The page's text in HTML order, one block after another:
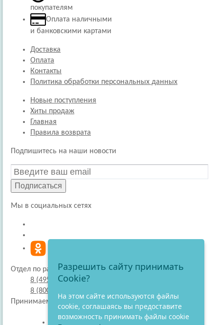
покупателям
Оплата наличными
и банковскими картами
Доставка
Оплата
Контакты
Политика обработки персональных данных
Новые поступления
Хиты продаж
Главная
Правила возврата
Подпишитесь на наши новости
Подписаться
Мы в социальных сетях
Отдел по работе с покупателями
8 (495) 220-51-30
8 (800) 707-27-19
Принимаем к оплате
Разрешить сайту принимать
Cookie?
На этом сайте используются файлы
cookie, соглашаясь вы предоставите
возможность принимать файлы cookie